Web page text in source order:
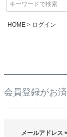
HOME ログイン
会員登録がお
メールアドレス